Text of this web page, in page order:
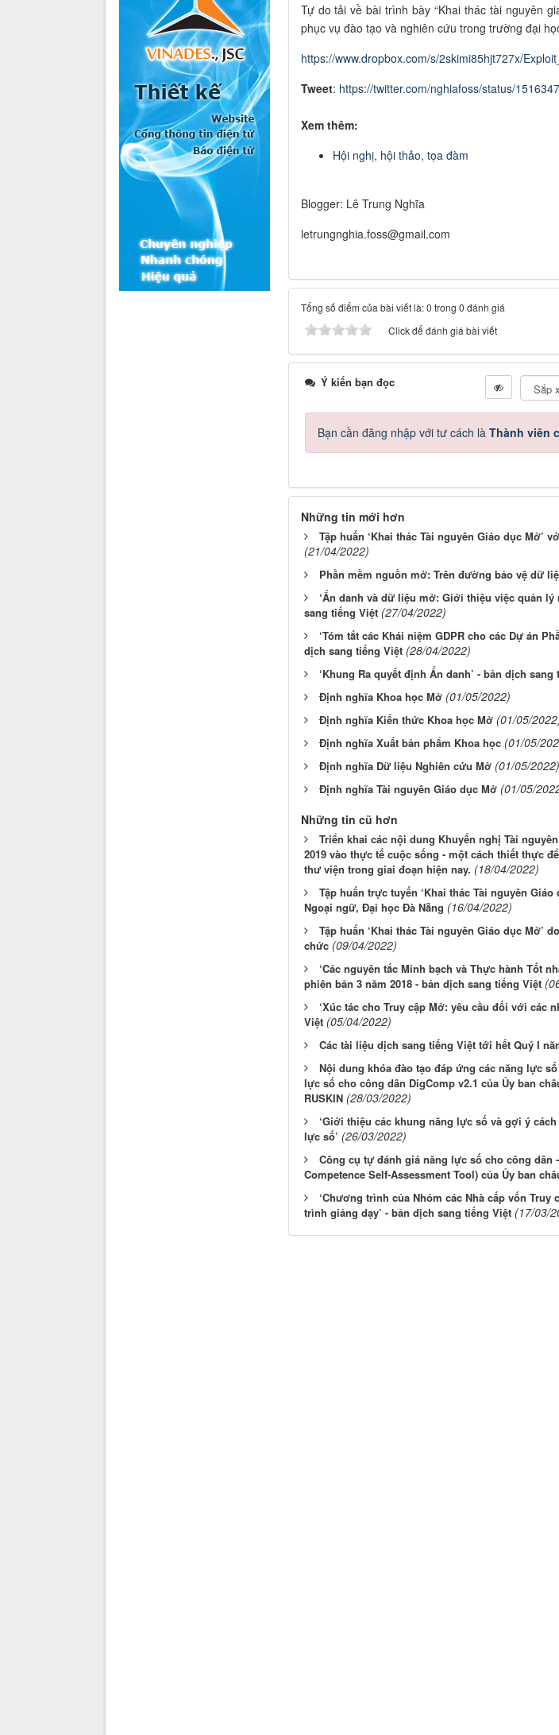
Tự do tải về bài trình bày “Khai thác tài nguyên
phục vụ đào tạo và nghiên cứu trong trường đại
https://www.dropbox.com/s/2skimi85hjt727x/
Tweet: https://twitter.com/nghiafoss/status/
Xem thêm:
Hội nghị, hội thảo, tọa đàm
Blogger: Lê Trung Nghĩa
letrungnghia.foss@gmail.com
Tổng số điểm của bài viết là: 0 trong 0 đánh giá
Click để đánh giá bài viết
Ý kiến bạn đọc
Bạn cần đăng nhập với tư cách là Thành viên
Những tin mới hơn
Tập huấn ‘Khai thác Tài nguyên Giáo dục Mở’
(21/04/2022)
Phần mềm nguồn mở: Trên đường bảo vệ dữ
‘Ẩn danh và dữ liệu mở: Giới thiệu việc quản lý
sang tiếng Việt (27/04/2022)
‘Tóm tắt các Khái niệm GDPR cho các Dự án
dịch sang tiếng Việt (28/04/2022)
‘Khung Ra quyết định Ẩn danh’ - bản dịch sang
Định nghĩa Khoa học Mở (01/05/2022)
Định nghĩa Kiến thức Khoa học Mở (01/05/
Định nghĩa Xuất bản phẩm Khoa học (01/05/
Định nghĩa Dữ liệu Nghiên cứu Mở (01/05/2022)
Định nghĩa Tài nguyên Giáo dục Mở (01/05/
Những tin cũ hơn
Triển khai các nội dung Khuyến nghị Tài
2019 vào thực tế cuộc sống - một cách thiết thực
thư viện trong giai đoạn hiện nay. (18/04/2022)
Tập huấn trực tuyến ‘Khai thác Tài nguyên
Ngoại ngữ, Đại học Đà Nẵng (16/04/2022)
Tập huấn ‘Khai thác Tài nguyên Giáo dục Mở’
chức (09/04/2022)
‘Các nguyên tắc Minh bạch và Thực hành Tốt
phiên bản 3 năm 2018 - bản dịch sang tiếng Việt
‘Xúc tác cho Truy cập Mở: yêu cầu đối với các
Việt (05/04/2022)
Các tài liệu dịch sang tiếng Việt tới hết Quý I
Nội dung khóa đào tạo đáp ứng các năng lực
lực số cho công dân DigComp v2.1 của Ủy ban
RUSKIN (28/03/2022)
‘Giới thiệu các khung năng lực số và gợi ý
lực số’ (26/03/2022)
Công cụ tự đánh giá năng lực số cho công dân
Competence Self-Assessment Tool) của Ủy ban
‘Chương trình của Nhóm các Nhà cấp vốn Truy
trình giảng dạy’ - bản dịch sang tiếng Việt (17/03/